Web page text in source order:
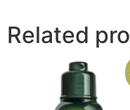
Related